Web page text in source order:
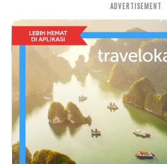
ADVERTISEMENT